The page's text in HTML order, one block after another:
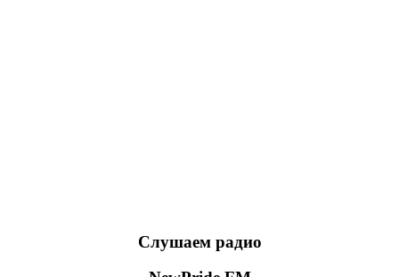
Слушаем радио